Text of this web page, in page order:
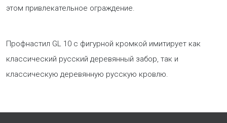
этом привлекательное ограждение.
Профнастил GL 10 с фигурной кромкой имитирует как
классический русский деревянный забор, так и
классическую деревянную русскую кровлю.